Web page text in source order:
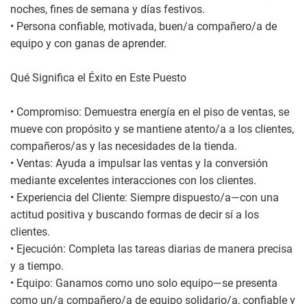
noches, fines de semana y días festivos.
• Persona confiable, motivada, buen/a compañero/a de
equipo y con ganas de aprender.
Qué Significa el Éxito en Este Puesto
• Compromiso: Demuestra energía en el piso de ventas, se
mueve con propósito y se mantiene atento/a a los clientes,
compañeros/as y las necesidades de la tienda.
• Ventas: Ayuda a impulsar las ventas y la conversión
mediante excelentes interacciones con los clientes.
• Experiencia del Cliente: Siempre dispuesto/a—con una
actitud positiva y buscando formas de decir sí a los
clientes.
• Ejecución: Completa las tareas diarias de manera precisa
y a tiempo.
• Equipo: Ganamos como uno solo equipo—se presenta
como un/a compañero/a de equipo solidario/a, confiable y